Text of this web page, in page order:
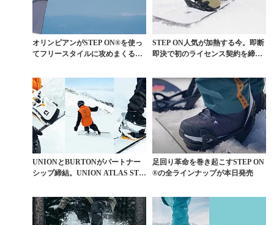
オリンピアンがSTEP ON®を使っ
てフリースタイルに攻めまくると
STEP ON人気が加熱する今。即断
即決で初のライセンス契約を締結
UNIONとBURTONがパートナー
シップ締結。UNION ATLAS STE
足回り革命を巻き起こすSTEP ON
®の全ラインナップが本日発売